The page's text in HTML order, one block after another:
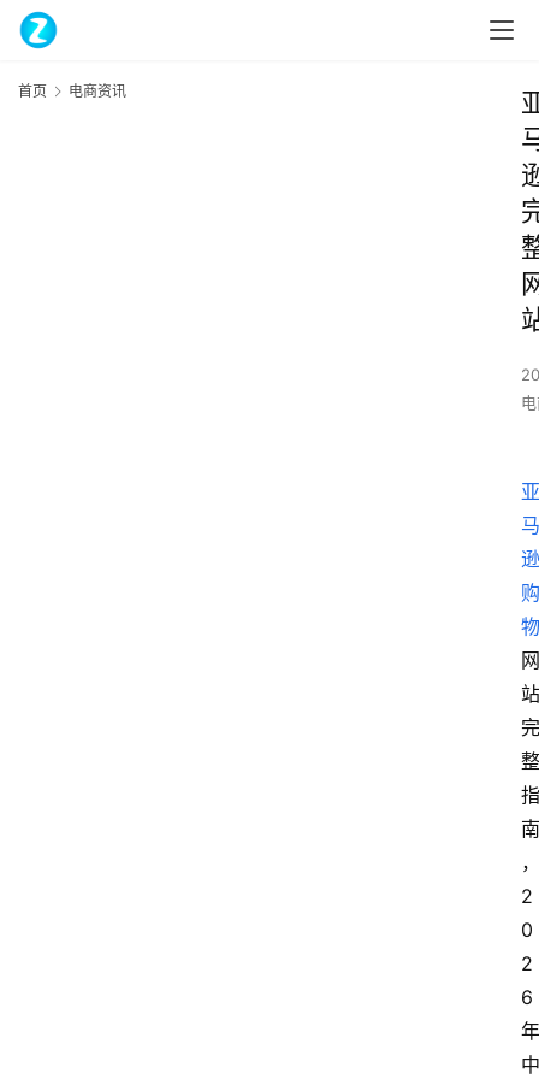
首页 电商资讯
亚
马
逊
购
物
网
站
完
整
指
南
，
2
0
2
6
年
中